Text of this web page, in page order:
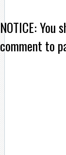
NOTICE:You
comment to